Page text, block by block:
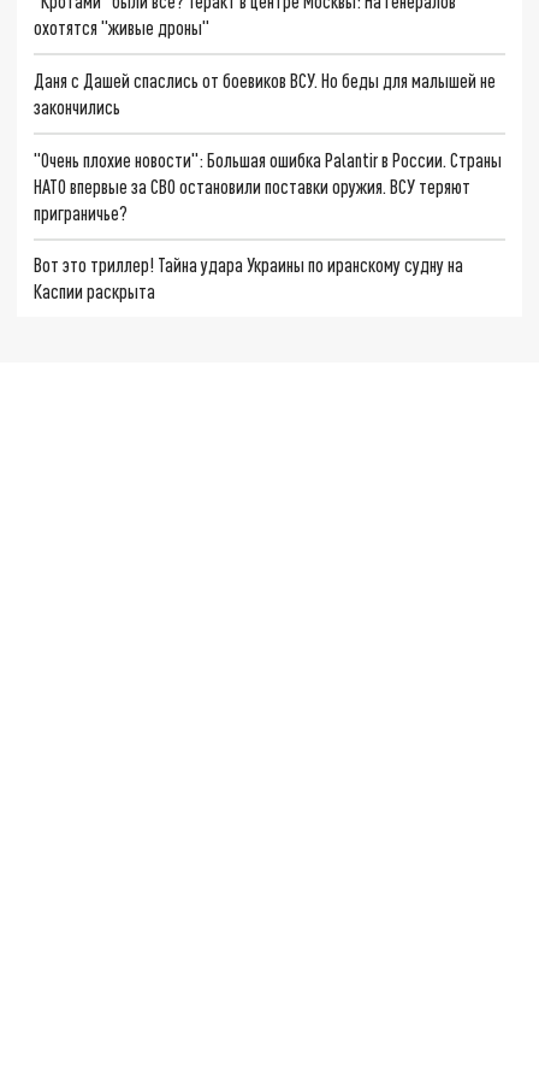
охотятся "живые дроны"
Даня с Дашей спаслись от боевиков ВСУ. Но беды для малышей не
закончились
"Очень плохие новости": Большая ошибка Palantir в России. Страны
НАТО впервые за СВО остановили поставки оружия. ВСУ теряют
приграничье?
Вот это триллер! Тайна удара Украины по иранскому судну на
Каспии раскрыта